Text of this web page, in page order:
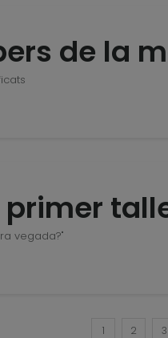
de la
primer
vegada?"
1 2 3